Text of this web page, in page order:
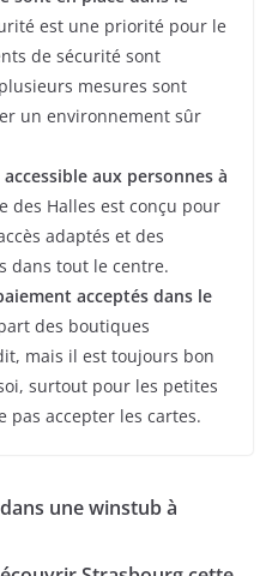
est une priorité pour le
de sécurité sont
mesures sont
un environnement sûr
aux personnes à
des Halles est conçu pour
adaptés et des
dans tout le centre.
acceptés dans le
des boutiques
mais il est toujours bon
surtout pour les petites
accepter les cartes.
une winstub à